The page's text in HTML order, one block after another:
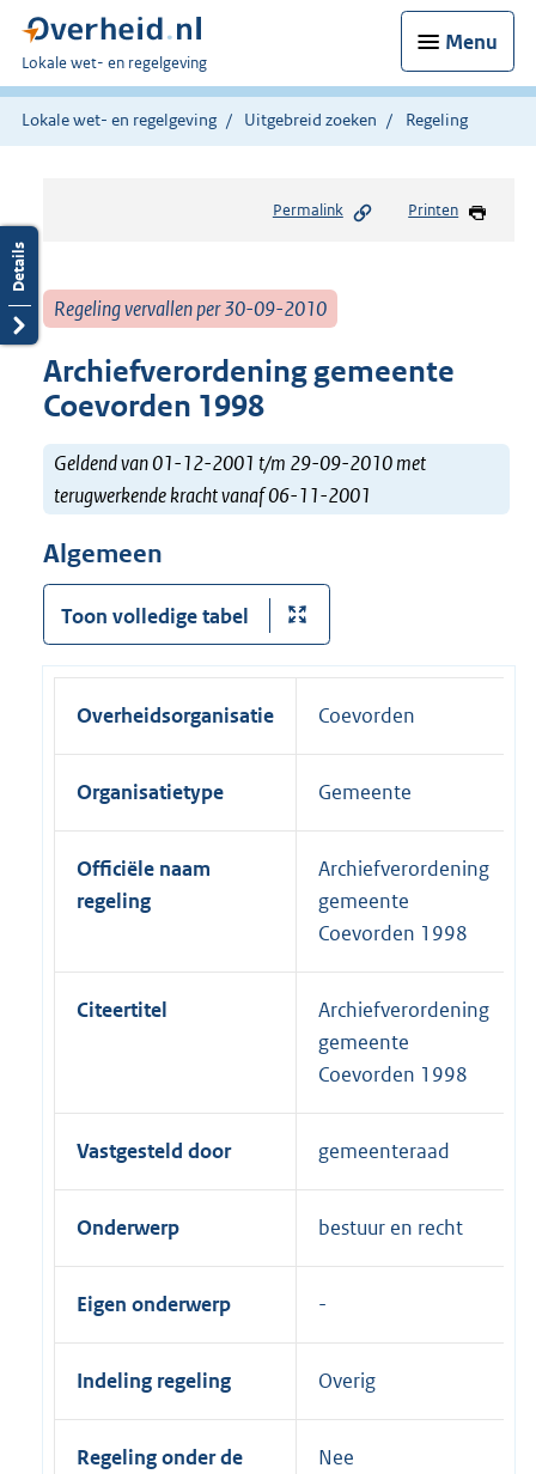
Menu
U
bent
hier:
Lokale wet- en regelgeving
Lokale wet- en regelgeving Uitgebreid zoeken Regeling
Permalink Printen
Regeling vervallen per 30-09-2010
Archiefverordening gemeente
Coevorden 1998
Geldend van 01-12-2001 t/m 29-09-2010 met
terugwerkende kracht vanaf 06-11-2001
Algemeen
Toon volledige tabel
Overheidsorganisatie Coevorden
Organisatietype Gemeente
Officiële naam
regeling
Archiefverordening
gemeente
Coevorden 1998
Citeertitel
Archiefverordening
gemeente
Coevorden 1998
Vastgesteld door gemeenteraad
Onderwerp bestuur en recht
Eigen onderwerp
Indeling regeling Overig
Regeling onder de
Nee